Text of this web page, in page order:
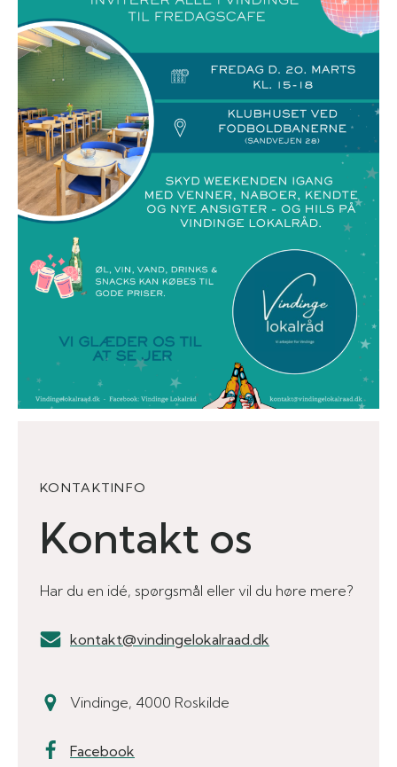
KONTAKTINFO
Kontakt os
Har du en idé, spørgsmål eller vil du høre mere?
kontakt@vindingelokalraad.dk
Vindinge, 4000 Roskilde
Facebook